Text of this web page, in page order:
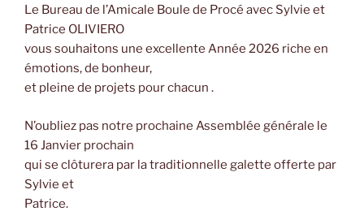
Le Bureau de l’Amicale Boule de Procé avec Sylvie et
Patrice OLIVIERO
vous souhaitons une excellente Année 2026 riche en
émotions, de bonheur,
et pleine de projets pour chacun .
N’oubliez pas notre prochaine Assemblée générale le
16 Janvier prochain
qui se clôturera par la traditionnelle galette offerte par
Sylvie et
Patrice.